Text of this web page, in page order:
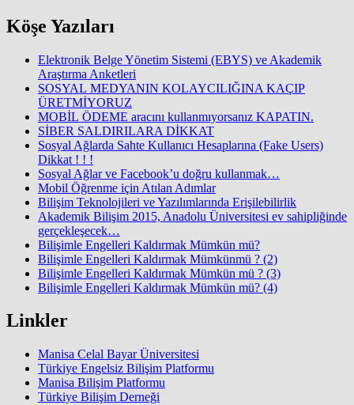
Köşe Yazıları
Elektronik Belge Yönetim Sistemi (EBYS) ve Akademik
Araştırma Anketleri
SOSYAL MEDYANIN KOLAYCILIĞINA KAÇIP
ÜRETMİYORUZ
MOBİL ÖDEME aracını kullanmıyorsanız KAPATIN.
SİBER SALDIRILARA DİKKAT
Sosyal Ağlarda Sahte Kullanıcı Hesaplarına (Fake Users)
Dikkat ! ! !
Sosyal Ağlar ve Facebook’u doğru kullanmak…
Mobil Öğrenme için Atılan Adımlar
Bilişim Teknolojileri ve Yazılımlarında Erişilebilirlik
Akademik Bilişim 2015, Anadolu Üniversitesi ev sahipliğinde
gerçekleşecek…
Bilişimle Engelleri Kaldırmak Mümkün mü?
Bilişimle Engelleri Kaldırmak Mümkünmü ? (2)
Bilişimle Engelleri Kaldırmak Mümkün mü ? (3)
Bilişimle Engelleri Kaldırmak Mümkün mü? (4)
Linkler
Manisa Celal Bayar Üniversitesi
Türkiye Engelsiz Bilişim Platformu
Manisa Bilişim Platformu
Türkiye Bilişim Derneği